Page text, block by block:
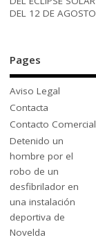
DEL 12 DE AGOSTO
Pages
Aviso Legal
Contacta
Contacto Comercial
Detenido un
hombre por el
robo de un
desfibrilador en
una instalación
deportiva de
Novelda